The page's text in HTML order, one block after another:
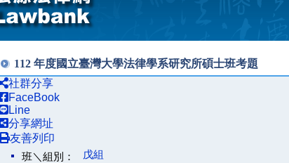
112 年度國立臺灣大學法律學系研究所碩士班考題
社群分享
FaceBook
Line
分享網址
友善列印
班＼組別：
戊組